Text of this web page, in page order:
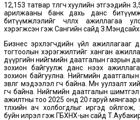
12,153 татвар төлөгч хуулийн этгээдийн
арилжааны банк дахь данс
битүүмжлэлийг чөлөөлөх ажиллагаа
хэрэгжсэн гэж Сангийн сайд
Бизнес эрхлэгчдийн үйл ажиллагааг
тогтоолын хэрэгжилтийг ханган
дүүргийн нийгмийн даатгалын газрын
зохион байгуулж данс нээх
зохион байгуулна. Нийгмийн даатгалын
зөвлөгөө мэдээлэл өгч байна. Мөн уулзалт
өгч байна. Нийгмийн даатгалын шимтгэл
ажилтны тоо 2025 онд 20 гаруй
төлөхийн ач холбогдлыг иргэд
буйн илрэл гэж ГБХНХ-ын сайд